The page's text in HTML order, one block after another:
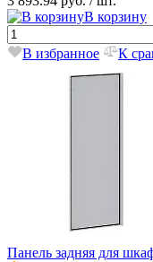
В корзину
В избранное К
Панель задняя для